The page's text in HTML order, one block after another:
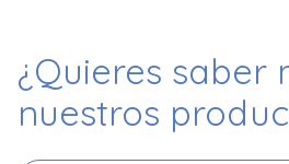
¿Quieres saber
nuestros